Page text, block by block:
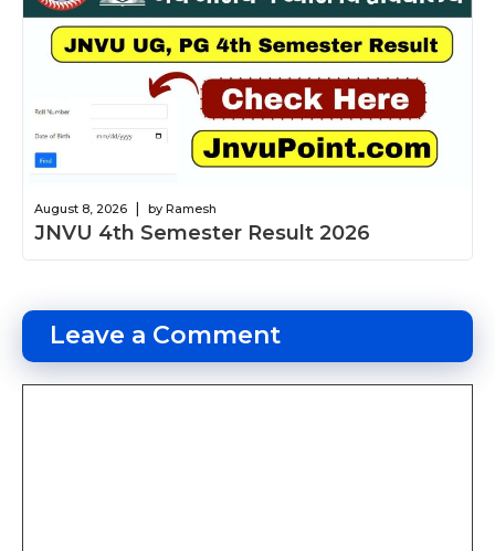
August 8, 2026 by Ramesh
JNVU 4th Semester Result 2026
Leave a Comment